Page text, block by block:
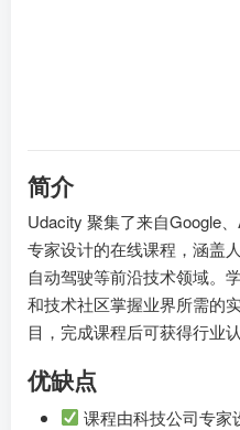
简介
Udacity 聚集了来自Google
专家设计的在线课程，涵盖
自动驾驶等前沿技术领域。
和技术社区掌握业界所需的
目，完成课程后可获得行业认
优缺点
课程由科技公司专家